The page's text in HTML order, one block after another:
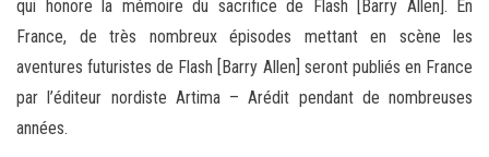
qui honore la mémoire du sacrifice de Flash [Barry Allen]. En
France, de très nombreux épisodes mettant en scène les
aventures futuristes de Flash [Barry Allen] seront publiés en France
par l’éditeur nordiste Artima – Arédit pendant de nombreuses
années.